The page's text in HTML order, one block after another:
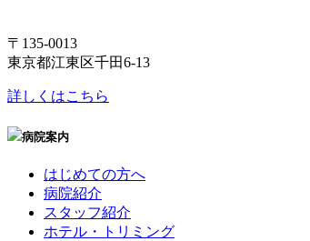
〒135-0013
東京都江東区千田6-13
詳しくはこちら
病院案内
はじめての方へ
病院紹介
スタッフ紹介
ホテル・トリミング